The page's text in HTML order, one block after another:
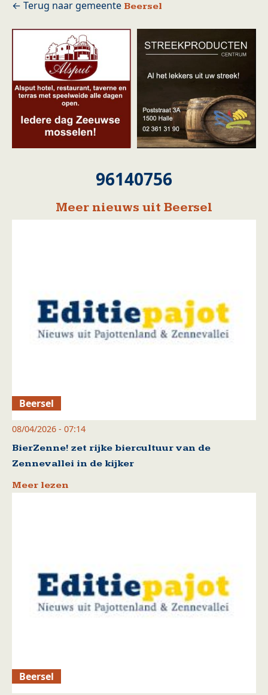
Beersel
96140756
Meer nieuws uit Beersel
Beersel
08/04/2026 - 07:14
BierZenne! zet rijke biercultuur van de
Zennevallei in de kijker
Meer lezen
Beersel